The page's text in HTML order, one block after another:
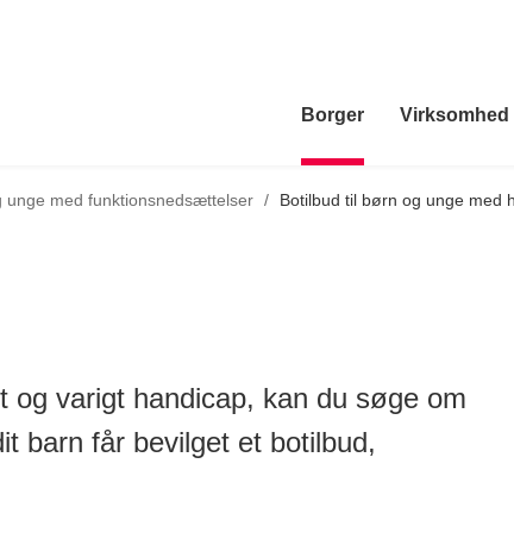
Borger Virksomhed
unge med funktionsnedsættelser / Botilbud til børn og unge med
og varigt handicap, kan du søge om
barn får bevilget et botilbud,